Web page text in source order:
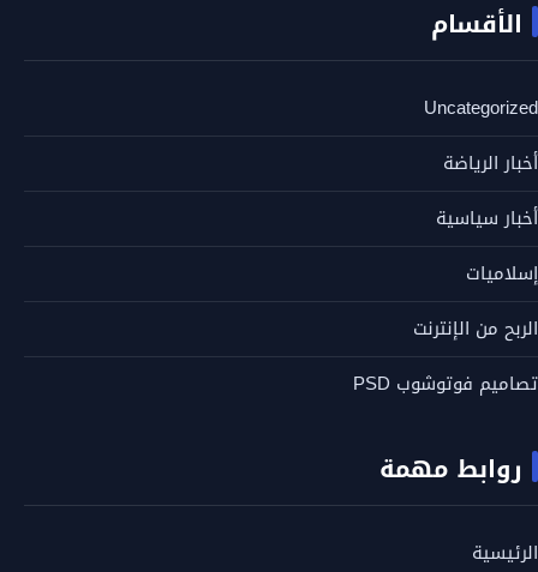
الأقسام
Uncategorized
أخبار الرياضة
أخبار سياسية
إسلاميات
الربح من الإنترنت
تصاميم فوتوشوب PSD
روابط مهمة
الرئيسية